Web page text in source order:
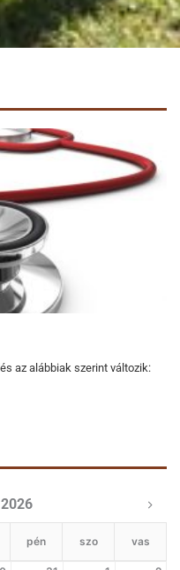
az alábbiak szerint változik:
pén szo vas